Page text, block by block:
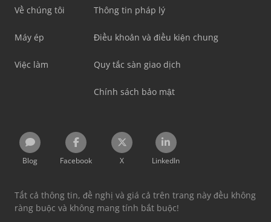
Về chúng tôi
Máy ép
Việc làm
Thông tin pháp lý
Điều khoản và điều kiện chung
Quy tắc sàn giao dịch
Chính sách bảo mật
Blog Facebook X LinkedIn
Tất cả thông tin, đề nghị và giá cả trên trang này đều không
ràng buộc và không mang tính bắt buộc!